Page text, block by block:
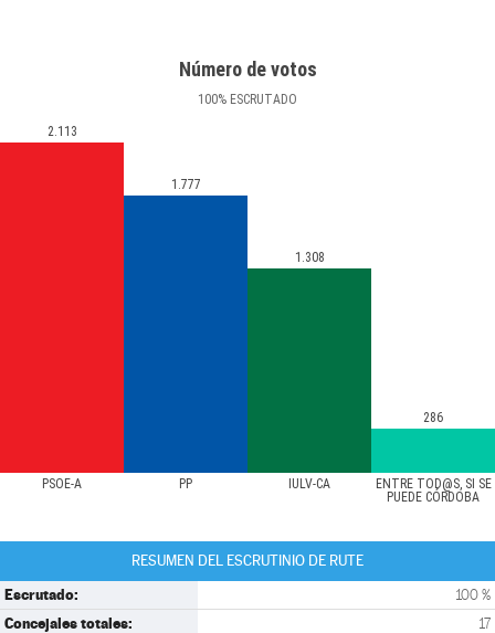
Número de votos
100% ESCRUTADO
PSOE-A PP IULV-CA
ENTRE TOD@S, SI SE
PUEDE CÓRDOBA
2.113
1.777
1.308
286
RESUMEN DEL ESCRUTINIO DE RUTE
Escrutado: 100 %
Concejales totales: 17